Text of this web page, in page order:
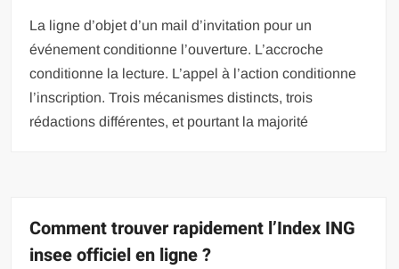
La ligne d’objet d’un mail d’invitation pour un
événement conditionne l’ouverture. L’accroche
conditionne la lecture. L’appel à l’action conditionne
l’inscription. Trois mécanismes distincts, trois
rédactions différentes, et pourtant la majorité
Comment trouver rapidement l’Index ING
insee officiel en ligne ?